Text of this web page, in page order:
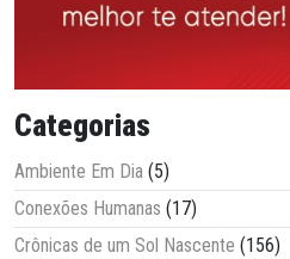
Categorias
Ambiente Em Dia (5)
Conexões Humanas (17)
Crônicas de um Sol Nascente (156)